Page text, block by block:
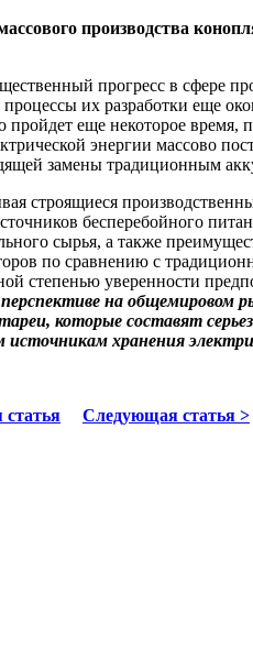
производства
прогресс в сфере
процессы их разработки еще
пройдет еще некоторое время,
энергии массово
замены традиционным
строящиеся
бесперебойного
сырья, а также
по сравнению с
степенью уверенности
перспективе на общемировом
которые составят
хранения
Следующая статья >